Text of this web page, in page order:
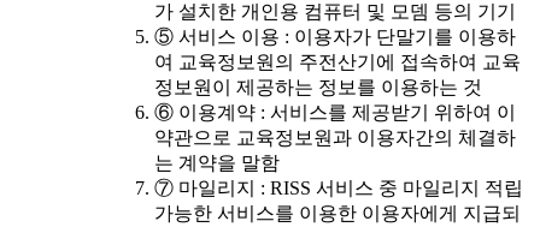
가 설치한 개인용 컴퓨터 및 모뎀 등의 기기
⑤ 서비스 이용 : 이용자가 단말기를 이용하
여 교육정보원의 주전산기에 접속하여 교육
정보원이 제공하는 정보를 이용하는 것
⑥ 이용계약 : 서비스를 제공받기 위하여 이
약관으로 교육정보원과 이용자간의 체결하
는 계약을 말함
⑦ 마일리지 : RISS 서비스 중 마일리지 적립
가능한 서비스를 이용한 이용자에게 지급되